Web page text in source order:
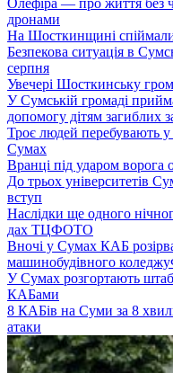
Олефіра — про життя без
дронами
На Шосткинщині
Безпекова ситуація в
серпня
Увечері Шосткинську
У Сумській громаді
допомогу дітям загиблих
Троє людей перебувають у
Сумах
Вранці під ударом ворога
До трьох університетів
вступ
Наслідки ще одного
дах ТЦФОТО
Вночі у Сумах КАБ
машинобудівного коледжу
У Сумах розгортають штаб
КАБами
8 КАБів на Суми за 8
атаки